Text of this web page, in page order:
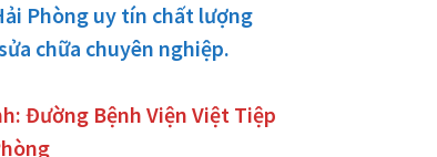
Phòng uy tín chất lượng
chữa chuyên nghiệp.
Đường Bệnh Viện Việt Tiệp